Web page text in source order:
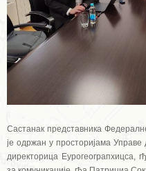
Састанак представника
је одржан у просторијама
директорица